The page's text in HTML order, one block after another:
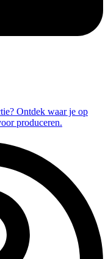
Ontdek waar je op
produceren.